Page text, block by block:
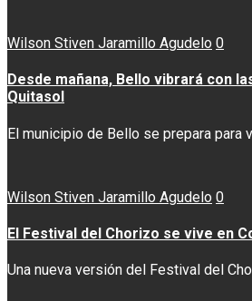
Wilson Stiven Jaramillo Agudelo 0
Desde mañana, Bello vibrará con
Quitasol
El municipio de Bello se prepara para
Wilson Stiven Jaramillo Agudelo 0
El Festival del Chorizo se vive en
Una nueva versión del Festival del